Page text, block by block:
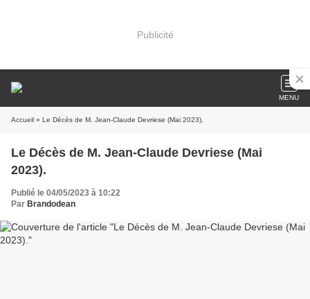
Publicité
MENU
Accueil » Le Décès de M. Jean-Claude Devriese (Mai 2023).
Le Décès de M. Jean-Claude Devriese (Mai
2023).
Publié le 04/05/2023 à 10:22
Par Brandodean